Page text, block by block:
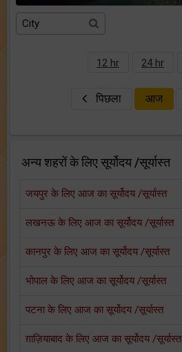
12 hr 24 hr
पिछला आज
अन्य शहरों के लिए सूर्योदय /सूर्यास्त
जयपुर के लिए आज का सूर्योदय /सूर्यास्त
लखनऊ के लिए आज का सूर्योदय /सूर्यास्त
कानपुर के लिए आज का सूर्योदय /सूर्यास्त
भोपाल के लिए आज का सूर्योदय /सूर्यास्त
पटना के लिए आज का सूर्योदय /सूर्यास्त
ग़ाज़ियाबाद के लिए आज का सूर्योदय /सूर्यास्त